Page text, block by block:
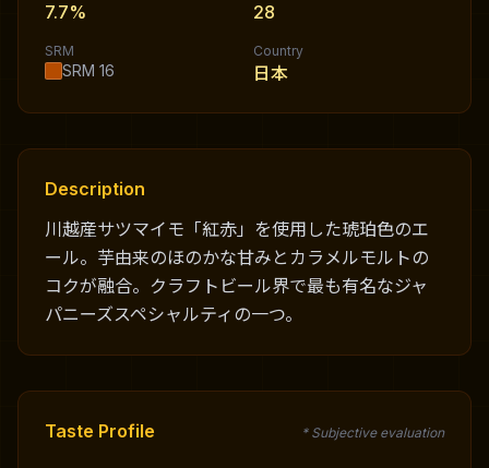
7.7% 28
SRM
SRM 16
Country
日本
Description
川越産サツマイモ「紅赤」を使用した琥珀色のエ
ール。芋由来のほのかな甘みとカラメルモルトの
コクが融合。クラフトビール界で最も有名なジャ
パニーズスペシャルティの一つ。
Taste Profile * Subjective evaluation